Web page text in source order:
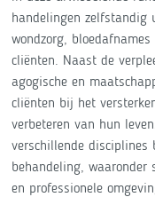
handelingen zelfstandig
wondzorg,
cliënten. Naast de
agogische en
cliënten bij het
verbeteren van hun
verschillende disciplines
behandeling,
en professionele